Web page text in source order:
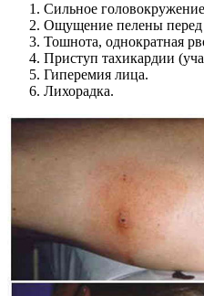
Сильное
Ощущение пелены перед
Тошнота, однократная
Приступ тахикардии
Гиперемия лица.
Лихорадка.